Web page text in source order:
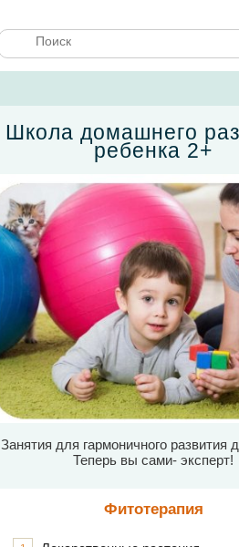
Школа домашнего
ребенка 2+
Занятия для гармоничного развития
Теперь вы сами- эксперт!
Фитотерапия